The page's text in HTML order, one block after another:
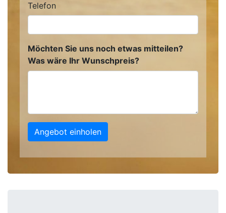
Telefon
Möchten Sie uns noch etwas mitteilen?
Was wäre Ihr Wunschpreis?
Angebot einholen